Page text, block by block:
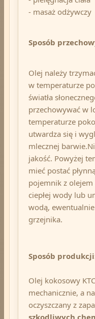
- masaż odżywczy
Sposób
Olej należy
w temperaturze
światła
przechowywać w
temperaturze
utwardza się i
mlecznej
jakość. Powyżej
mieć postać
pojemnik z
ciepłej wody lub
wodą,
grzejnika.
Sposób
Olej kokosowy
mechanicznie, a
oczyszczany z
szkodliwych